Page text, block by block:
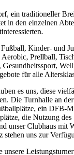
ein traditioneller
in den einzelnen
Kinder- und
Prellball,
für alle
es uns, diese
Die Turnhalle an
ein DFB-
die Nutzung des
unser Clubhaus mit
stehen uns zur
unsere